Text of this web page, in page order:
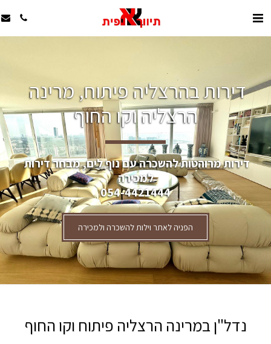
דירות בהרצליה פיתוח, מרינה
הרצליה וקו החוף
דירות מרוהטות להשכרה עם נוף לים, מבחר דירות
למכירה
054-4421444
הפניה לאתר וילות להשכרה ולמכירה
נדל"ן במרינה הרצליה פיתוח וקו החוף